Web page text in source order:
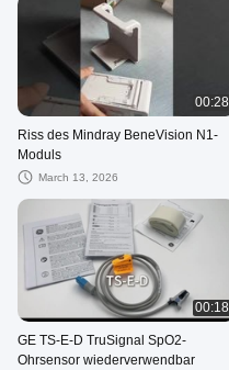
00:28
Riss des Mindray BeneVision N1-
Moduls
March 13, 2026
00:18
GE TS-E-D TruSignal SpO2-
Ohrsensor wiederverwendbar